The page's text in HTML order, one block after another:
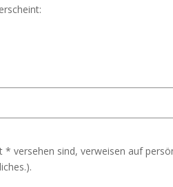
* versehen sind, verweisen auf